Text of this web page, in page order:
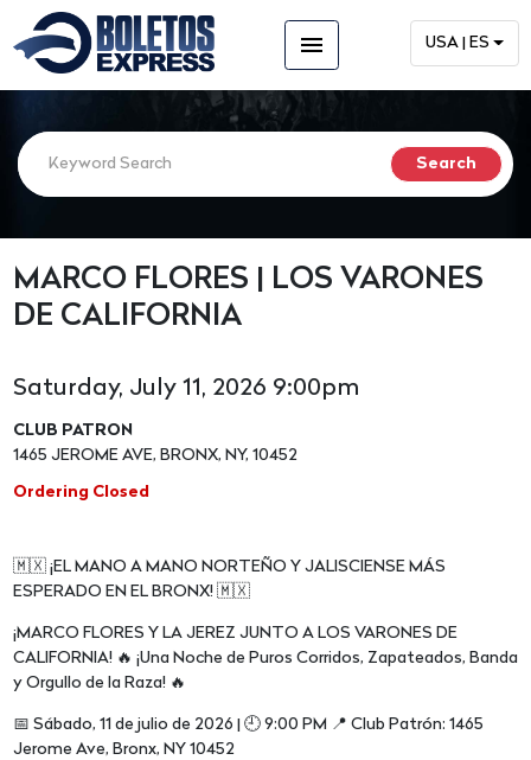
menu USA | ES
MARCO FLORES | LOS VARONES
DE CALIFORNIA
Saturday, July 11, 2026 9:00pm
CLUB PATRON
1465 JEROME AVE, BRONX, NY, 10452
Ordering Closed
🇲🇽 ¡EL MANO A MANO NORTEÑO Y JALISCIENSE MÁS
ESPERADO EN EL BRONX! 🇲🇽
¡MARCO FLORES Y LA JEREZ JUNTO A LOS VARONES DE
CALIFORNIA! 🔥 ¡Una Noche de Puros Corridos, Zapateados, Banda
y Orgullo de la Raza! 🔥
📅 Sábado, 11 de julio de 2026 | 🕘 9:00 PM 📍 Club Patrón: 1465
Jerome Ave, Bronx, NY 10452